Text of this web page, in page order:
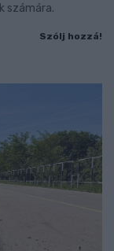
számára.
Szólj hozzá!